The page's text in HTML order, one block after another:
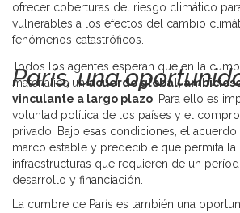
ofrecer coberturas del riesgo climático
vulnerables a los efectos del cambio
fenómenos catastróficos.
París, una
Todos los agentes esperan que en la
materialice unacuerdo global,
vinculante a largo plazo . Para ello es
voluntad política de los países y el
privado. Bajo esas condiciones, el acuerdo
marco estable y predecible que permita la
infraestructuras que requieren de un
desarrollo y financiación.
La cumbre de París es también una